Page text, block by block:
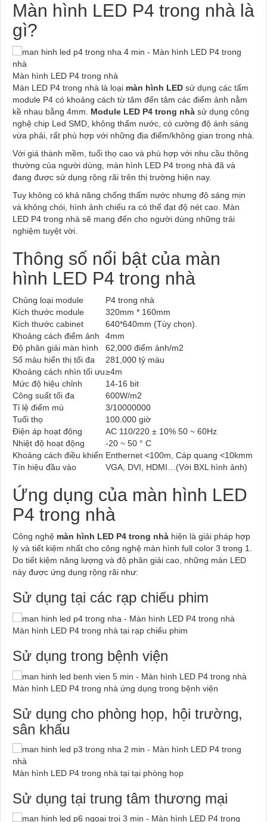
Màn hình LED P4 trong nhà là
gì?
Màn hình LED P4 trong nhà
Màn LED P4 trong nhà là loại màn hình LED sử dụng các tấm
module P4 có khoảng cách từ tâm đến tâm các điểm ảnh nằm
kề nhau bằng 4mm. Module LED P4 trong nhà sử dụng công
nghệ chip Led SMD, không thấm nước, có cường độ ánh sáng
vừa phải, rất phù hợp với những địa điểm/không gian trong nhà.
Với giá thành mềm, tuổi thọ cao và phù hợp với nhu cầu thông
thường của người dùng, màn hình LED P4 trong nhà đã và
đang được sử dụng rộng rãi trên thị trường hiện nay.
Tuy không có khả năng chống thấm nước nhưng độ sáng mịn
và không chói, hình ảnh chiếu ra có thể đạt độ nét cao. Màn
LED P4 trong nhà sẽ mang đến cho người dùng những trải
nghiệm tuyệt vời.
Thông số nổi bật của màn
hình LED P4 trong nhà
Chủng loại module
P4 trong nhà
Kích thước module
320mm * 160mm
Kích thước cabinet
640*640mm (Tùy chọn).
Khoảng cách điểm ảnh
4mm
Độ phân giải màn hình
62,000 điểm ảnh/m2
Số màu hiển thị tối đa
281,000 tỷ màu
Khoảng cách nhìn tối ưu≥4m
Mức độ hiệu chỉnh
14-16 bit
Công suất tối đa
600W/m2
Tỉ lệ điểm mù
3/10000000
Tuổi thọ
100.000 giờ
Điện áp hoạt động
AC 110/220 ± 10% 50 ~ 60Hz
Nhiệt độ hoạt động
-20 ~ 50 ° C
Khoảng cách điều khiển Enthernet <100m, Cáp quang <10kmm
Tín hiệu đầu vào
VGA, DVI, HDMI…(Với BXL hình ảnh)
Ứng dụng của màn hình LED
P4 trong nhà
Công nghệ màn hình LED P4 trong nhà hiện là giải pháp hợp
lý và tiết kiệm nhất cho công nghệ màn hình full color 3 trong 1.
Do tiết kiệm năng lượng và độ phân giải cao, những màn LED
này được ứng dụng rộng rãi như:
Sử dụng tại các rạp chiếu phim
Màn hình LED P4 trong nhà tại rạp chiếu phim
Sử dụng trong bệnh viện
Màn hình LED P4 trong nhà ứng dụng trong bệnh viện
Sử dụng cho phòng họp, hội trường,
sân khấu
Màn hình LED P4 trong nhà tại tại phòng họp
Sử dụng tại trung tâm thương mại